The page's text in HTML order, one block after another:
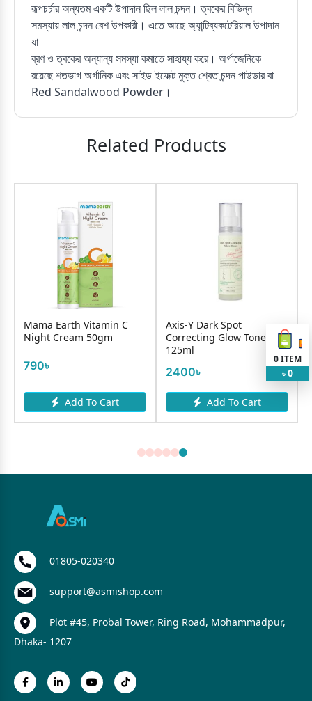
রূপচর্চার অন্যতম একটি উপাদান ছিল লাল চন্দন। ত্বকের বিভিন্ন
সমস্যায় লাল চন্দন বেশ উপকারী। এতে আছে অ্যান্টিব্যকটেরিয়াল উপাদান
যা
ব্রণ ও ত্বকের অন্যান্য সমস্যা কমাতে সাহায্য করে। অর্গাজেনিকে
রয়েছে শতভাগ অর্গানিক এবং সাইড ইফেক্ট মুক্ত শ্বেত চন্দন পাউডার বা
Red Sandalwood Powder।
Related Products
Mama Earth Vitamin C
Night Cream 50gm
790৳
Add To Cart
Axis-Y Dark Spot
Correcting Glow Toner
125ml
2400৳
Add To Cart
0ITEM
৳ 0
01805-020340
support@asmishop.com
Plot #45, Probal Tower, Ring Road, Mohammadpur,
Dhaka- 1207